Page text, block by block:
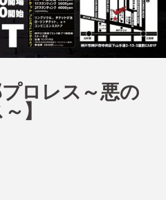
プロレス～悪の
】